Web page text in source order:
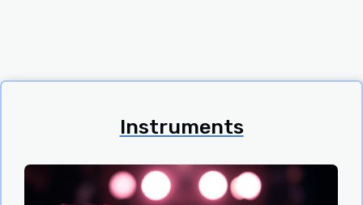
Instruments